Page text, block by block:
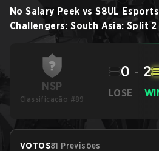
No Salary Peek vs S8UL Esports
Challengers: South Asia: Split 2
NSP
Classificação #89
LOSE
0 - 2
VOTOS81 Previsões